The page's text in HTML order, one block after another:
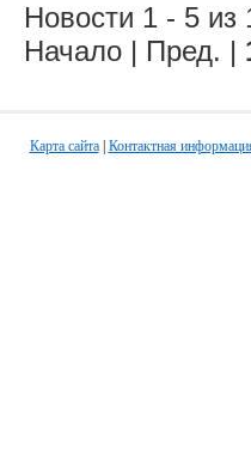
Новости 1 - 5 из
Начало | Пред. |
Карта сайта| Контактная